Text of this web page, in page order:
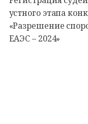
устного этапа
«Разрешение
ЕАЭС – 2024»